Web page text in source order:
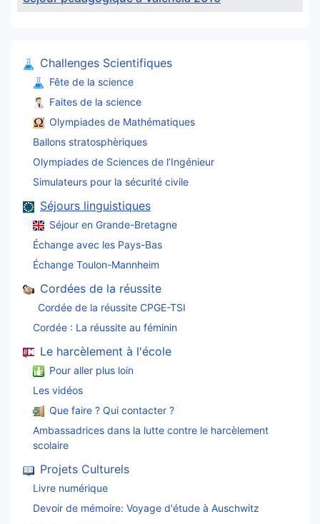
Challenges Scientifiques
Fête de la science
Faites de la science
Olympiades de Mathématiques
Ballons stratosphèriques
Olympiades de Sciences de l’Ingénieur
Simulateurs pour la sécurité civile
Séjours linguistiques
Séjour en Grande-Bretagne
Échange avec les Pays-Bas
Échange Toulon-Mannheim
Cordées de la réussite
Cordée de la réussite CPGE-TSI
Cordée : La réussite au féminin
Le harcèlement à l'école
Pour aller plus loin
Les vidéos
Que faire ? Qui contacter ?
Ambassadrices dans la lutte contre le harcèlement
scolaire
Projets Culturels
Livre numérique
Devoir de mémoire: Voyage d'étude à Auschwitz